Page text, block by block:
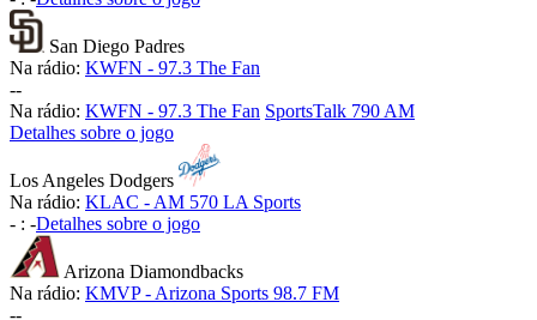
San Diego Padres
Na rádio: KWFN - 97.3 The Fan
--
Na rádio: KWFN - 97.3 The Fan SportsTalk 790 AM
Detalhes sobre o jogo
Los Angeles Dodgers
Na rádio: KLAC - AM 570 LA Sports
- : -Detalhes sobre o jogo
Arizona Diamondbacks
Na rádio: KMVP - Arizona Sports 98.7 FM
--